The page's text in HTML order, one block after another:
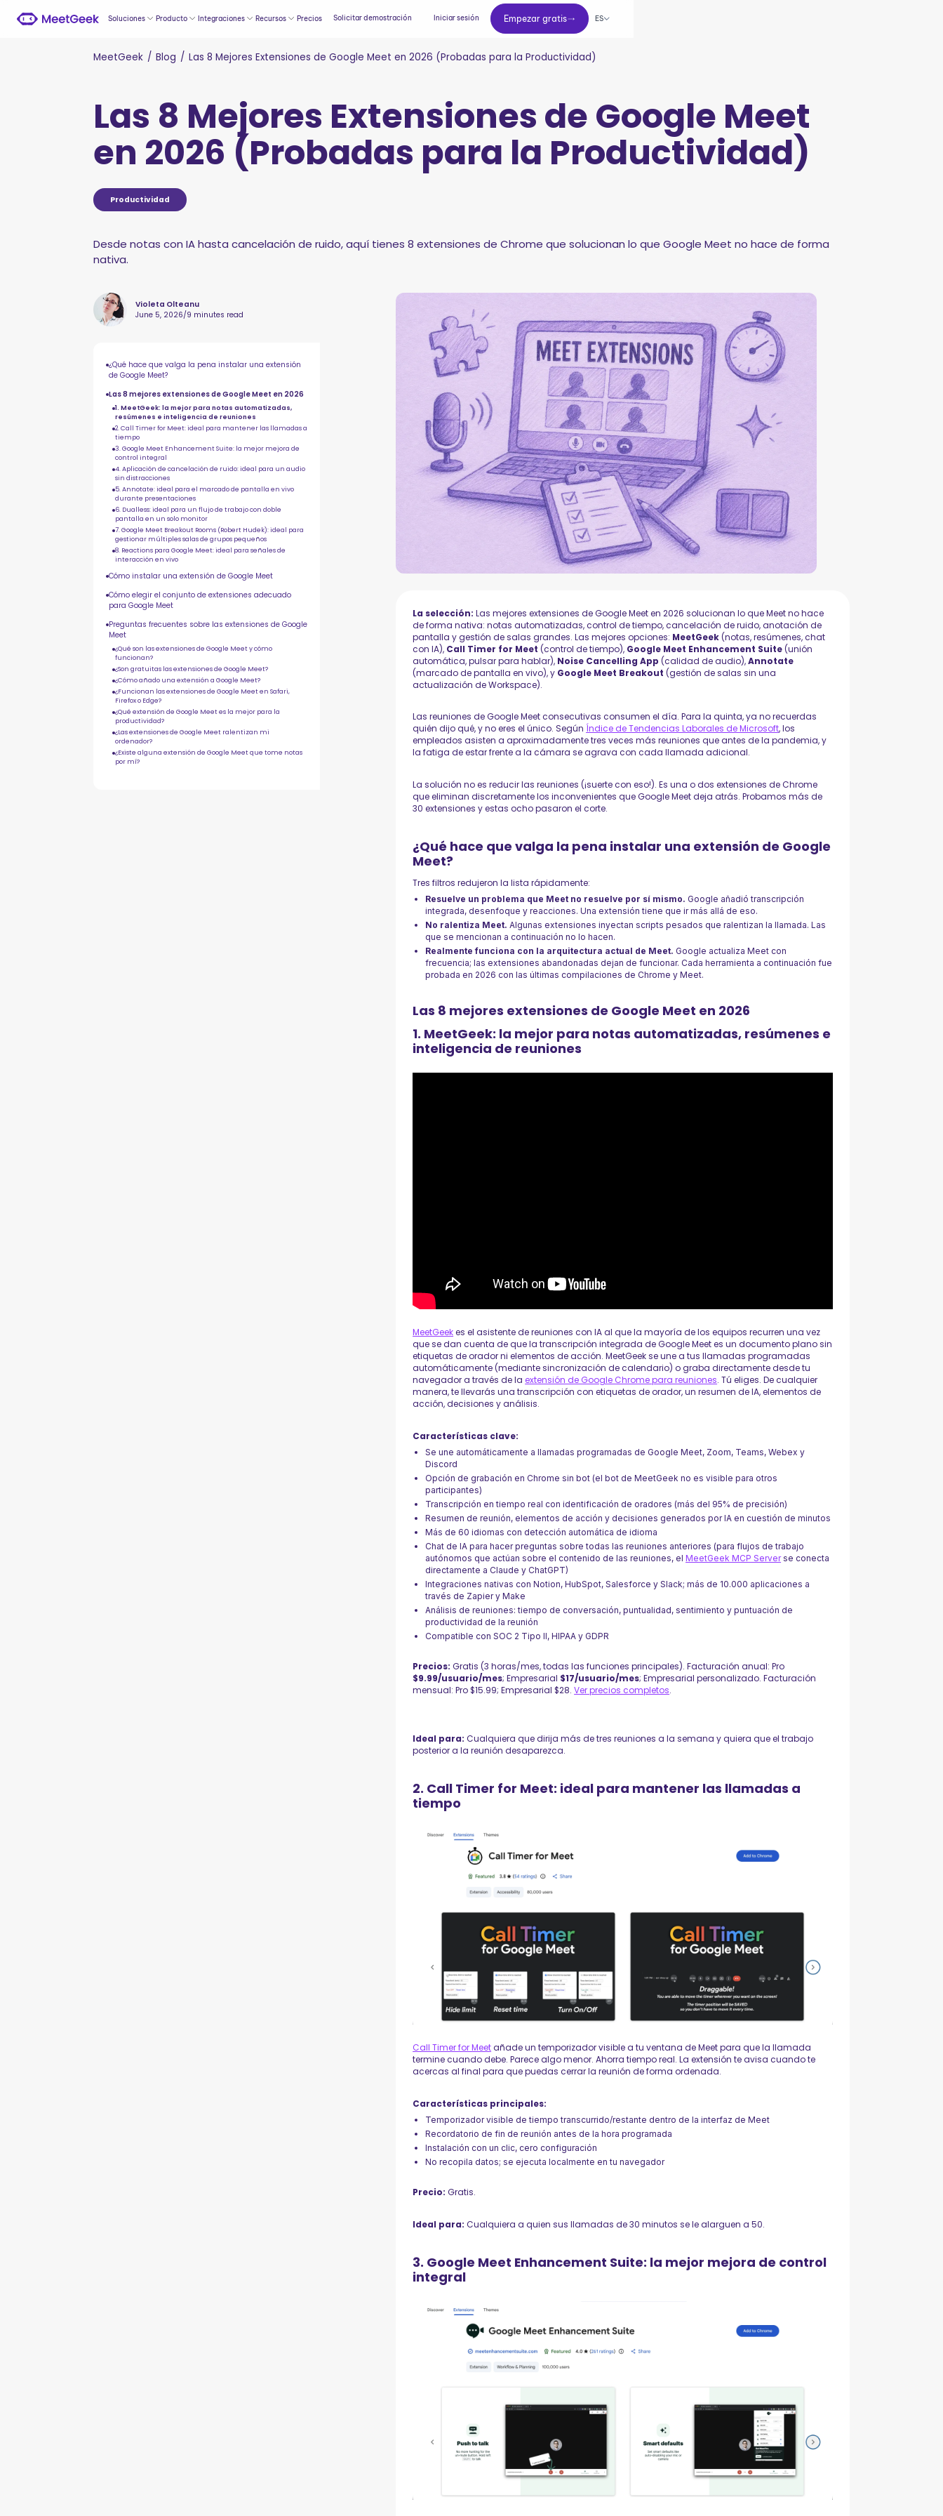
Soluciones Producto Integraciones Recursos Precios Solicitar demostración Iniciar sesión Empezar gratis
Empezar gratis
ES
MeetGeek / Blog / Las 8 Mejores Extensiones de Google Meet en 2026 (Probadas para la Productividad)
Las 8 Mejores Extensiones de Google Meet
en 2026 (Probadas para la Productividad)
Productividad
Desde notas con IA hasta cancelación de ruido, aquí tienes 8 extensiones de Chrome que solucionan lo que Google Meet no hace de forma
nativa.
Violeta Olteanu
June 5, 2026/9 minutes read
¿Qué hace que valga la pena instalar una extensión
de Google Meet?
Las 8 mejores extensiones de Google Meet en 2026
1. MeetGeek: la mejor para notas automatizadas,
resúmenes e inteligencia de reuniones
2. Call Timer for Meet: ideal para mantener las llamadas a
tiempo
3. Google Meet Enhancement Suite: la mejor mejora de
control integral
4. Aplicación de cancelación de ruido: ideal para un audio
sin distracciones
5. Annotate: ideal para el marcado de pantalla en vivo
durante presentaciones
6. Dualless: ideal para un flujo de trabajo con doble
pantalla en un solo monitor
7. Google Meet Breakout Rooms (Robert Hudek): ideal para
gestionar múltiples salas de grupos pequeños
8. Reactions para Google Meet: ideal para señales de
interacción en vivo
Cómo instalar una extensión de Google Meet
Cómo elegir el conjunto de extensiones adecuado
para Google Meet
Preguntas frecuentes sobre las extensiones de Google
Meet
¿Qué son las extensiones de Google Meet y cómo
funcionan?
¿Son gratuitas las extensiones de Google Meet?
¿Cómo añado una extensión a Google Meet?
¿Funcionan las extensiones de Google Meet en Safari,
Firefox o Edge?
¿Qué extensión de Google Meet es la mejor para la
productividad?
¿Las extensiones de Google Meet ralentizan mi
ordenador?
¿Existe alguna extensión de Google Meet que tome notas
por mí?
La selección: Las mejores extensiones de Google Meet en 2026 solucionan lo que Meet no hace
de forma nativa: notas automatizadas, control de tiempo, cancelación de ruido, anotación de
pantalla y gestión de salas grandes. Las mejores opciones: MeetGeek(notas, resúmenes, chat
con IA), Call Timer for Meet (control de tiempo), Google Meet Enhancement Suite(unión
automática, pulsar para hablar), Noise Cancelling App (calidad de audio),Annotate
(marcado de pantalla en vivo), y Google Meet Breakout (gestión de salas sin una
actualización de Workspace).
Las reuniones de Google Meet consecutivas consumen el día. Para la quinta, ya no recuerdas
quién dijo qué, y no eres el único. Según Índice de Tendencias Laborales de Microsoft, los
empleados asisten a aproximadamente tres veces más reuniones que antes de la pandemia, y
la fatiga de estar frente a la cámara se agrava con cada llamada adicional.
La solución no es reducir las reuniones (¡suerte con eso!). Es una o dos extensiones de Chrome
que eliminan discretamente los inconvenientes que Google Meet deja atrás. Probamos más de
30 extensiones y estas ocho pasaron el corte.
¿Qué hace que valga la pena instalar una extensión de Google
Meet?
Tres filtros redujeron la lista rápidamente:
Resuelve un problema que Meet no resuelve por sí mismo. Google añadió transcripción
integrada, desenfoque y reacciones. Una extensión tiene que ir más allá de eso.
No ralentiza Meet. Algunas extensiones inyectan scripts pesados que ralentizan la llamada. Las
que se mencionan a continuación no lo hacen.
Realmente funciona con la arquitectura actual de Meet. Google actualiza Meet con
frecuencia; las extensiones abandonadas dejan de funcionar. Cada herramienta a continuación fue
probada en 2026 con las últimas compilaciones de Chrome y Meet.
Las 8 mejores extensiones de Google Meet en 2026
1. MeetGeek: la mejor para notas automatizadas, resúmenes e
inteligencia de reuniones
MeetGeekes el asistente de reuniones con IA al que la mayoría de los equipos recurren una vez
que se dan cuenta de que la transcripción integrada de Google Meet es un documento plano sin
etiquetas de orador ni elementos de acción. MeetGeek se une a tus llamadas programadas
automáticamente (mediante sincronización de calendario) o graba directamente desde tu
navegador a través de laextensión de Google Chrome para reuniones. Tú eliges. De cualquier
manera, te llevarás una transcripción con etiquetas de orador, un resumen de IA, elementos de
acción, decisiones y análisis.
Características clave:
Se une automáticamente a llamadas programadas de Google Meet, Zoom, Teams, Webex y
Discord
Opción de grabación en Chrome sin bot (el bot de MeetGeek no es visible para otros
participantes)
Transcripción en tiempo real con identificación de oradores (más del 95% de precisión)
Resumen de reunión, elementos de acción y decisiones generados por IA en cuestión de minutos
Más de 60 idiomas con detección automática de idioma
Chat de IA para hacer preguntas sobre todas las reuniones anteriores (para flujos de trabajo
autónomos que actúan sobre el contenido de las reuniones, elMeetGeek MCP Serverse conecta
directamente a Claude y ChatGPT)
Integraciones nativas con Notion, HubSpot, Salesforce y Slack; más de 10.000 aplicaciones a
través de Zapier y Make
Análisis de reuniones: tiempo de conversación, puntualidad, sentimiento y puntuación de
productividad de la reunión
Compatible con SOC 2 Tipo II, HIPAA y GDPR
Precios: Gratis (3 horas/mes, todas las funciones principales). Facturación anual: Pro
$9.99/usuario/mes; Empresarial $17/usuario/mes; Empresarial personalizado. Facturación
mensual: Pro $15.99; Empresarial $28.Ver precios completos.
Ideal para: Cualquiera que dirija más de tres reuniones a la semana y quiera que el trabajo
posterior a la reunión desaparezca.
2. Call Timer for Meet: ideal para mantener las llamadas a
tiempo
Call Timer for Meetañade un temporizador visible a tu ventana de Meet para que la llamada
termine cuando debe. Parece algo menor. Ahorra tiempo real. La extensión te avisa cuando te
acercas al final para que puedas cerrar la reunión de forma ordenada.
Características principales:
Temporizador visible de tiempo transcurrido/restante dentro de la interfaz de Meet
Recordatorio de fin de reunión antes de la hora programada
Instalación con un clic, cero configuración
No recopila datos; se ejecuta localmente en tu navegador
Precio: Gratis.
Ideal para: Cualquiera a quien sus llamadas de 30 minutos se le alarguen a 50.
3. Google Meet Enhancement Suite: la mejor mejora de control
integral